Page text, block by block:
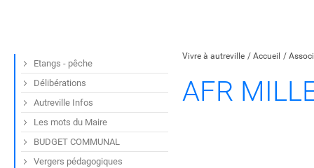
Vivre à autreville Accueil
AFR
Etangs - pêche
Délibérations
Autreville Infos
Les mots du Maire
BUDGET COMMUNAL
Vergers pédagogiques